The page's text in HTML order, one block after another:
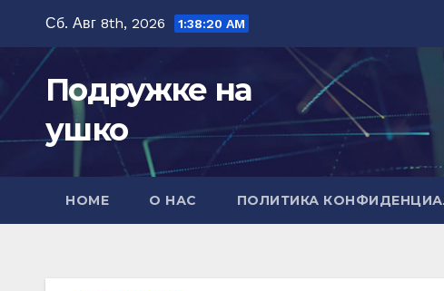
содержимому
Сб. Авг 8th, 2026 1:38:22 AM
Подружке на
ушко
HOME О НАС ПОЛИТИКА